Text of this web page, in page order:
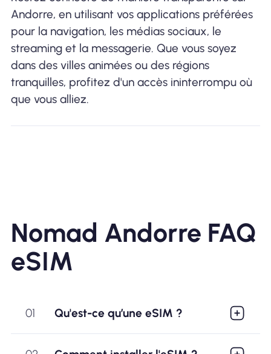
Andorre, en utilisant vos applications préférées
pour la navigation, les médias sociaux, le
streaming et la messagerie. Que vous soyez
dans des villes animées ou des régions
tranquilles, profitez d'un accès ininterrompu où
que vous alliez.
Nomad Andorre FAQ
eSIM
01 Qu'est-ce qu’une eSIM ?